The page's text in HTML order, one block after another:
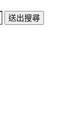
送出搜尋